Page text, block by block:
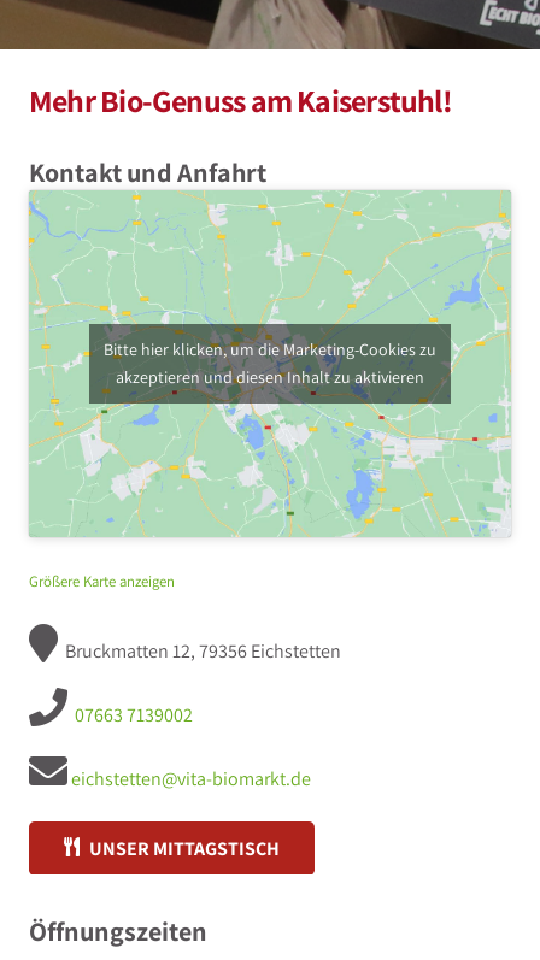
Mehr Bio-Genuss am Kaiserstuhl!
Kontakt und Anfahrt
Bitte hier klicken, um die Marketing-Cookies zu
akzeptieren und diesen Inhalt zu aktivieren
Größere Karte anzeigen
Bruckmatten 12, 79356 Eichstetten
07663 7139002
eichstetten@vita-biomarkt.de
UNSER MITTAGSTISCH
Öffnungszeiten